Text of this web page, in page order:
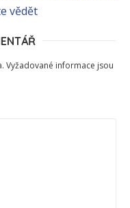
vědět
Vyžadované informace jsou